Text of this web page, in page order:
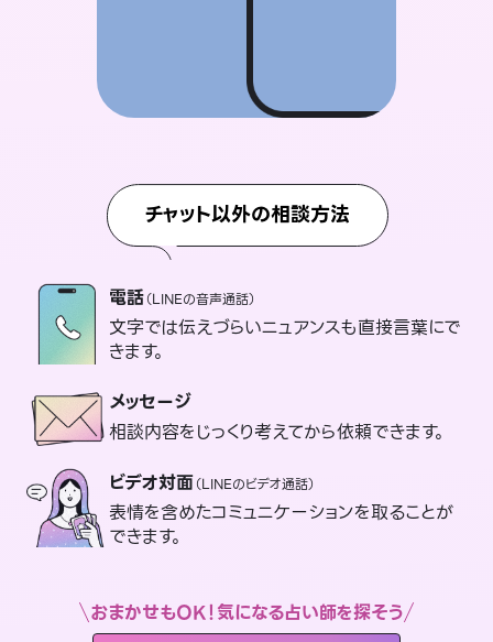
チャット以外の相談方法
電話（LINEの音声通話）
文字では伝えづらいニュアンスも直接言葉にで
きます。
メッセージ
相談内容をじっくり考えてから依頼できます。
ビデオ対面（LINEのビデオ通話）
表情を含めたコミュニケーションを取ることが
できます。
おまかせもOK！気になる占い師を探そう